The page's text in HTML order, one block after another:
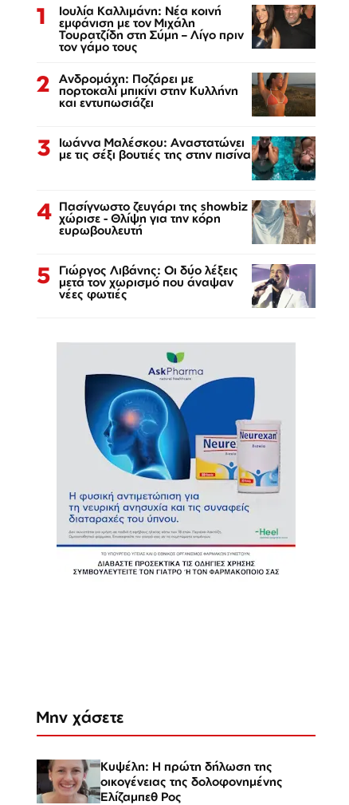
1 Ιουλία Καλλιμάνη: Νέα κοινή
εμφάνιση με τον Μιχάλη
Τουρατζίδη στη Σύμη – Λίγο πριν
τον γάμο τους
2 Ανδρομάχη: Ποζάρει με
πορτοκαλί μπικίνι στην Κυλλήνη
και εντυπωσιάζει
3 Ιωάννα Μαλέσκου: Αναστατώνει
με τις σέξι βουτιές της στην πισίνα
4 Πασίγνωστο ζευγάρι της showbiz
χώρισε - Θλίψη για την κόρη
ευρωβουλευτή
5 Γιώργος Λιβάνης: Οι δύο λέξεις
μετά τον χωρισμό που άναψαν
νέες φωτιές
Μην χάσετε
Κυψέλη: Η πρώτη δήλωση της
οικογένειας της δολοφονημένης
Ελίζαμπεθ Ρος